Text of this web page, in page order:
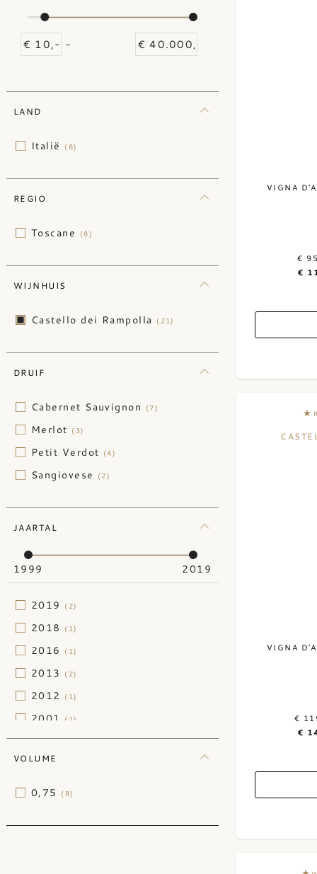
-
LAND
Italië (8)
REGIO
Toscane (8)
WIJNHUIS
Castello dei Rampolla (21)
DRUIF
Cabernet Sauvignon (7)
Merlot (3)
Petit Verdot (4)
Sangiovese (2)
JAARTAL
1999 2019
2019 (2)
2018 (1)
2016 (1)
2013 (2)
2012 (1)
2001 (1)
VOLUME
0,75 (8)
VIGNA
€
€
VIGNA
€
€